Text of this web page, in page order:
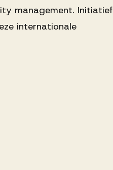
management. Initiatief
internationale